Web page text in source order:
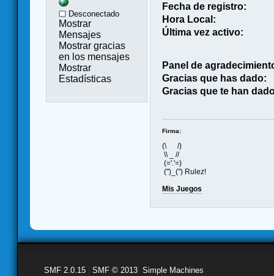
Desconectado
Mostrar
Mensajes
Mostrar gracias
en los mensajes
Mostrar
Estadísticas
Fecha de registro:
Hora Local:
Última vez activo:
Panel de
Gracias que has dado:
Gracias que te han
Firma:
(\ /)
\\ _ //
(='.'=)
(")_(") Rulez!
Mis Juegos
SMF 2.0.15 SMF © 2013 Simple Machines